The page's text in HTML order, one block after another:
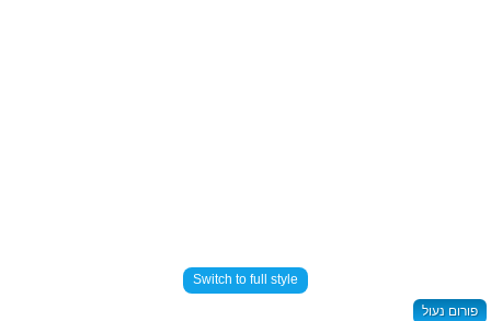
Switch to full style
פורום נעול